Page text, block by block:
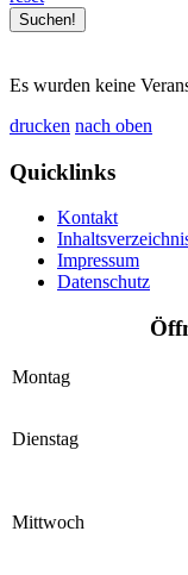
Es wurden keine
drucken nach oben
Quicklinks
Kontakt
Impressum
Datenschutz
Montag
Dienstag
Mittwoch